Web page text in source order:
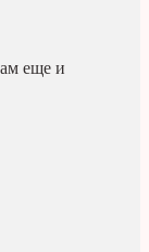
еще и